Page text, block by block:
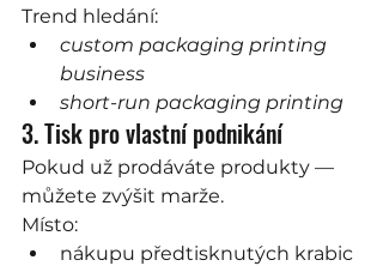
Trend hledání:
custom packaging printing
business
short-run packaging printing
3. Tisk pro vlastní podnikání
Pokud už prodáváte produkty —
můžete zvýšit marže.
Místo:
nákupu předtisknutých krabic